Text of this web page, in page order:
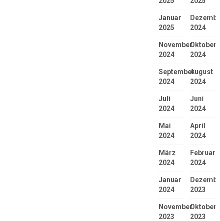
Januar
2025
2024
November
2024
Oktober
2024
September
2024
August
2024
Juli
2024
Juni
2024
Mai
2024
April
2024
März
2024
Februar
2024
Januar
2024
2023
November
2023
Oktober
2023